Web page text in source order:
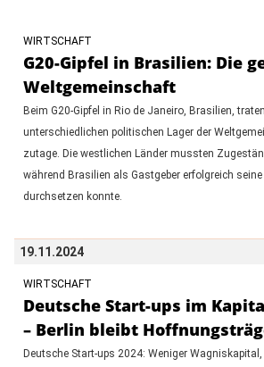
WIRTSCHAFT
G20-Gipfel in Brasilien: Die
Weltgemeinschaft
Beim G20-Gipfel in Rio de Janeiro, Brasilien,
unterschiedlichen politischen Lager der
zutage. Die westlichen Länder mussten
während Brasilien als Gastgeber erfolgreich seine
durchsetzen konnte.
19.11.2024
WIRTSCHAFT
Deutsche Start-ups im
– Berlin bleibt
Deutsche Start-ups 2024: Weniger Wagniskapital,